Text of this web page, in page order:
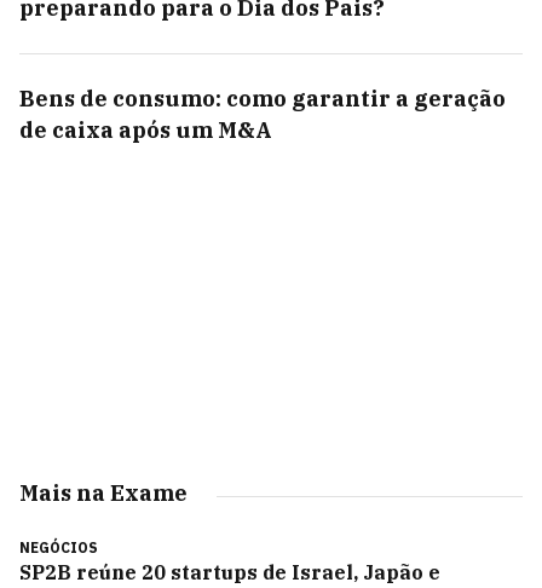
preparando para o Dia dos Pais?
Bens de consumo: como garantir a geração
de caixa após um M&A
Mais na Exame
NEGÓCIOS
SP2B reúne 20 startups de Israel, Japão e